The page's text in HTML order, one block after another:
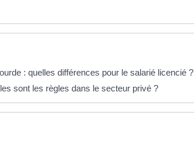
: quelles différences pour le salarié licencié ?
sont les règles dans le secteur privé ?